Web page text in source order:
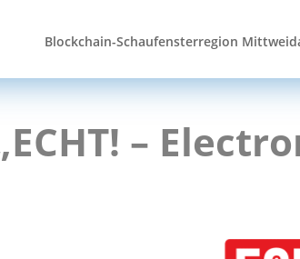
Blockchain-Schaufensterregion
–